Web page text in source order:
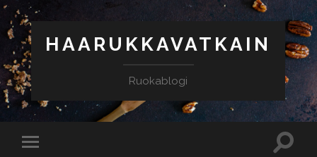
HAARUKKAVATKAIN
Ruokablogi